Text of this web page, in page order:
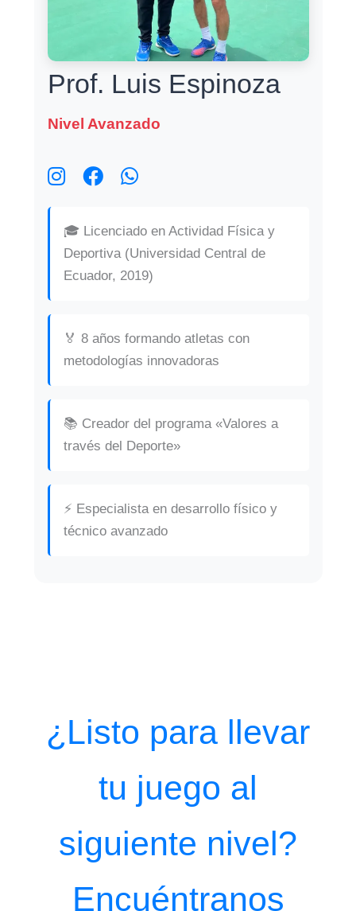
Prof. Luis Espinoza
Nivel Avanzado
🎓 Licenciado en Actividad Física y
Deportiva (Universidad Central de
Ecuador, 2019)
🏅 8 años formando atletas con
metodologías innovadoras
📚 Creador del programa «Valores a
través del Deporte»
⚡ Especialista en desarrollo físico y
técnico avanzado
¿Listo para llevar
tu juego al
siguiente nivel ?
Encuéntranos